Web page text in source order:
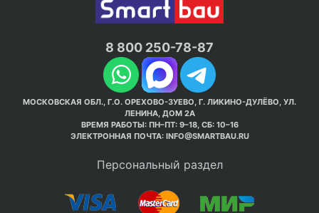
8 800 250-78-87
МОСКОВСКАЯ ОБЛ., Г.О. ОРЕХОВО-ЗУЕВО, Г. ЛИКИНО-ДУЛЁВО, УЛ.
ЛЕНИНА, ДОМ 2А
ВРЕМЯ РАБОТЫ: ПН–ПТ: 9–18, СБ: 10–16
ЭЛЕКТРОННАЯ ПОЧТА: INFO@SMARTBAU.RU
Персональный раздел